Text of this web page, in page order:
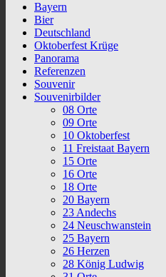
Bayern
Bier
Deutschland
Oktoberfest Krüge
Panorama
Referenzen
Souvenir
Souvenirbilder
08 Orte
09 Orte
10 Oktoberfest
11 Freistaat Bayern
15 Orte
16 Orte
18 Orte
20 Bayern
23 Andechs
24 Neuschwanstein
25 Bayern
26 Herzen
28 König Ludwig